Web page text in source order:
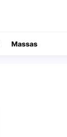
Massas